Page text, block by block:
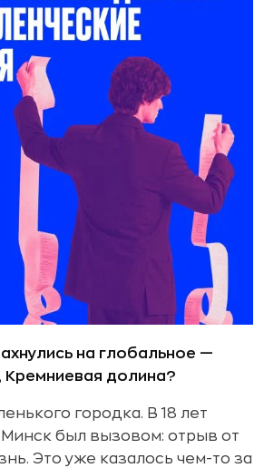
на глобальное —
Кремниевая долина?
городка. В 18 лет
был вызовом: отрыв от
Это уже казалось чем-то за